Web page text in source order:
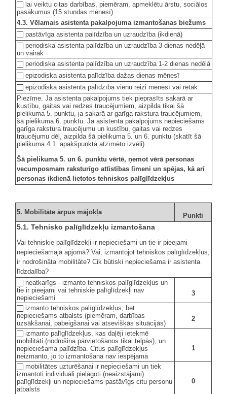
lai veiktu citas darbības, piemēram, apmeklētu ārstu, sociālos
pasākumus (15 stundas mēnesī)
4.3. Vēlamais asistenta pakalpojuma izmantošanas biežums
pastāvīga asistenta palīdzība un uzraudzība (ikdienā)
periodiska asistenta palīdzība un uzraudzība 3 dienas nedēļā
un vairāk
periodiska asistenta palīdzība un uzraudzība 1-2 dienas nedēļā
epizodiska asistenta palīdzība dažas dienas mēnesī
epizodiska asistenta palīdzība vienu reizi mēnesī vai retāk
Piezīme. Ja asistenta pakalpojums tiek pieprasīts sakarā ar
kustību, gaitas vai redzes traucējumiem, aizpilda tikai šā
pielikuma 5. punktu, ja sakarā ar garīga rakstura traucējumiem, -
šā pielikuma 6. punktu. Ja asistenta pakalpojums nepieciešams
garīga rakstura traucējumu un kustību, gaitas vai redzes
traucējumu dēļ, aizpilda šā pielikuma 5. un 6. punktu (skatīt šā
pielikuma 4.1. apakšpunktā atzīmēto izvēli).
Šā pielikuma 5. un 6. punktu vērtē, ņemot vērā personas
vecumposmam raksturīgo attīstības līmeni un spējas, kā arī
personas ikdienā lietotos tehniskos palīglīdzekļus
5. Mobilitāte ārpus mājokļa Punkti
5.1. Tehnisko palīglīdzekļu izmantošana
Vai tehniskie palīglīdzekļi ir nepieciešami un tie ir pieejami
nepieciešamajā apjomā? Vai, izmantojot tehniskos palīglīdzekļus,
ir nodrošināta mobilitāte? Cik būtiski nepieciešama ir asistenta
līdzdalība?
neatkarīgs - izmanto tehniskos palīglīdzekļus un
tie ir pieejami vai tehniskie palīglīdzekļi nav
nepieciešami
3
izmanto tehniskos palīglīdzekļus, bet
nepieciešams atbalsts (piemēram, darbības
uzsākšanai, pabeigšanai vai atsevišķās situācijās)
2
izmanto palīglīdzekļus, kas daļēji ietekmē
mobilitāti (nodrošina pārvietošanos tikai telpās), un
nepieciešama palīdzība. Citus palīglīdzekļus
neizmanto, jo to izmantošana nav iespējama
1
mobilitātes uzturēšanai ir nepieciešami un tiek
izmantoti individuāli pielāgoti (neaizstājami)
palīglīdzekļi un nepieciešams pastāvīgs citu personu
atbalsts
0